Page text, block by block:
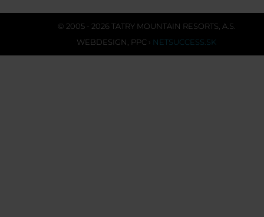
© 2005 - 2026 TATRY MOUNTAIN RESORTS, A.S.
WEBDESIGN PPC › NETSUCCESS.SK